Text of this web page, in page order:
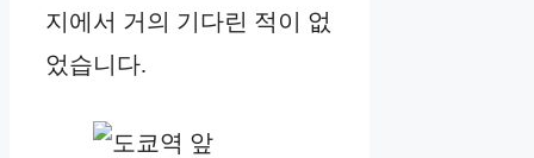
지에서 거의 기다린 적이 없
었습니다.